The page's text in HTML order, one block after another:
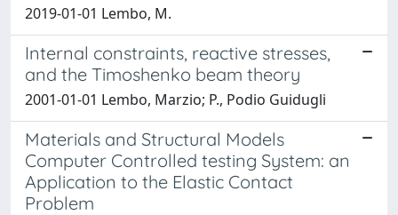
2019-01-01 Lembo, M.
Internal constraints, reactive stresses,
and the Timoshenko beam theory
2001-01-01 Lembo, Marzio; P., Podio Guidugli
Materials and Structural Models
Computer Controlled testing System: an
Application to the Elastic Contact
Problem